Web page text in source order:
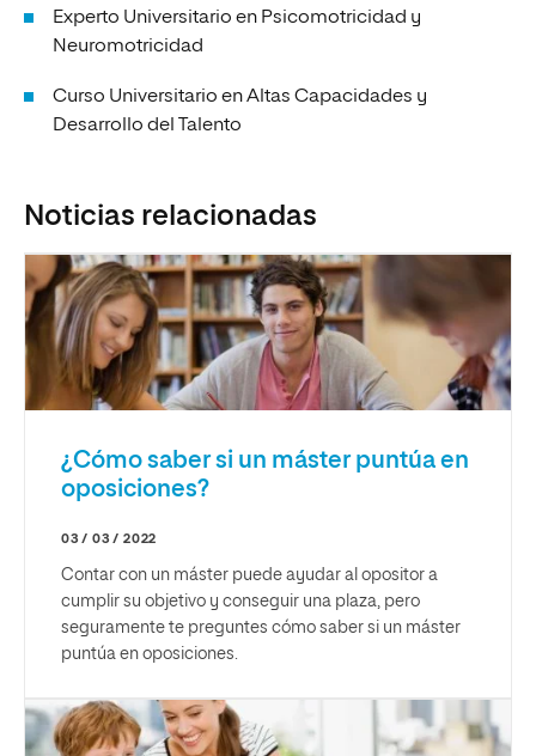
Experto Universitario en Psicomotricidad y
Neuromotricidad
Curso Universitario en Altas Capacidades y
Desarrollo del Talento
Noticias relacionadas
¿Cómo saber si un máster puntúa en
oposiciones?
03 / 03 / 2022
Contar con un máster puede ayudar al opositor a
cumplir su objetivo y conseguir una plaza, pero
seguramente te preguntes cómo saber si un máster
puntúa en oposiciones.